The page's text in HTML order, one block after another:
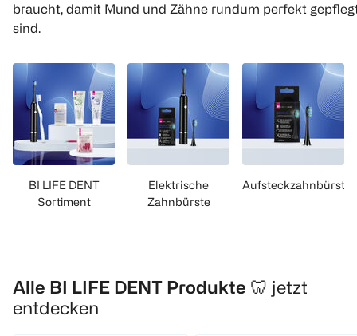
braucht, damit Mund und Zähne rundum perfekt
sind.
BI LIFE DENT
Sortiment
Elektrische
Zahnbürste
Alle BI LIFE DENT Produkte 🦷 jetzt
entdecken